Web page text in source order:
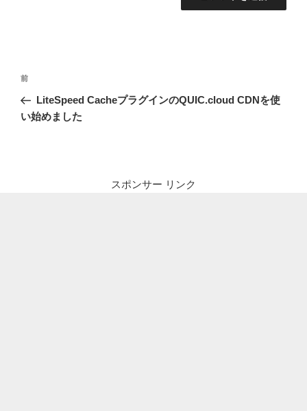
投
ナ
前
の
投
前
LiteSpeed CacheプラグインのQUIC.cloud CDNを使
い始めました
スポンサー リンク